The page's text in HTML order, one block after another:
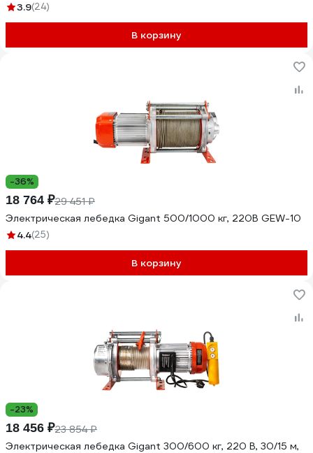
3.9(24)
В корзину
-36%
18 764 ₽29 451 ₽
Электрическая лебедка Gigant 500/1000 кг, 220B GEW-10
4.4(25)
В корзину
-23%
18 456 ₽23 854 ₽
Электрическая лебедка Gigant 300/600 кг, 220 В, 30/15 м,